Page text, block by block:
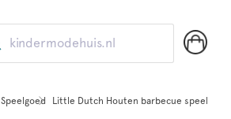
kindermodehuis.nl
Speelgoed Little Dutch Houten barbecue